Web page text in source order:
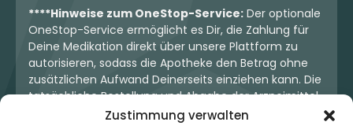
Zustimmung verwalten
****Hinweise zum OneStop-Service: Der optionale
OneStop-Service ermöglicht es Dir, die Zahlung für
Deine Medikation direkt über unsere Plattform zu
autorisieren, sodass die Apotheke den Betrag ohne
zusätzlichen Aufwand Deinerseits einziehen kann. Die
tatsächliche Bestellung und Abgabe der Arzneimittel
erfolgt jedoch ausschließlich über die jeweilige